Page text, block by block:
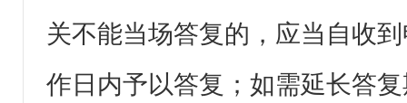
关不能当场答复的，应当自收
作日内予以答复；如需延长答